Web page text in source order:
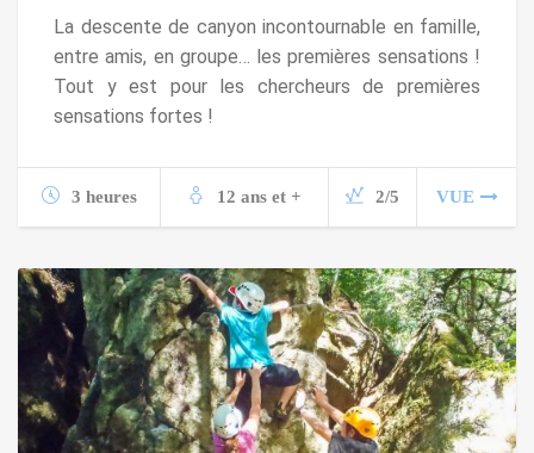
La descente de canyon incontournable en famille,
entre amis, en groupe… les premières sensations !
Tout y est pour les chercheurs de premières
sensations fortes !
3 heures 12 ans et + 2/5 VUE